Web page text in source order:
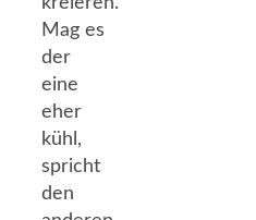
Mag es
der
eine
eher
kühl,
spricht
den